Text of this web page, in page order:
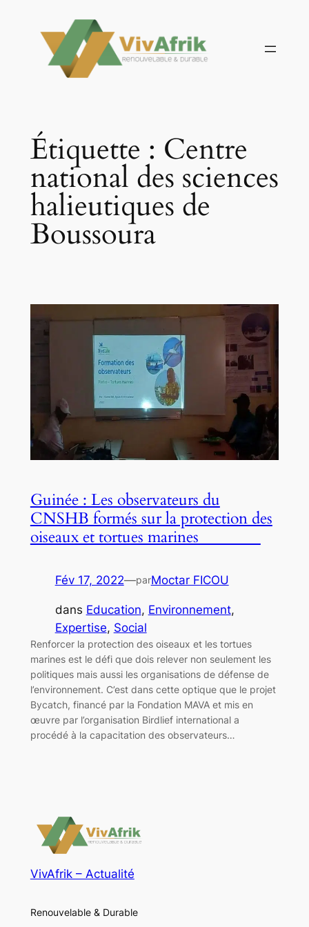
contenu
Étiquette : Centre
national des sciences
halieutiques de
Boussoura
Guinée : Les observateurs du
CNSHB formés sur la protection des
oiseaux et tortues marines
Fév 17, 2022—parMoctar FICOU
dans Education, Environnement
Expertise, Social
Renforcer la protection des oiseaux et les tortues
marines est le défi que dois relever non seulement les
politiques mais aussi les organisations de défense de
l’environnement. C’est dans cette optique que le projet
Bycatch, financé par la Fondation MAVA et mis en
œuvre par l’organisation Birdlief international a
procédé à la capacitation des observateurs…
VivAfrik – Actualité
Renouvelable & Durable